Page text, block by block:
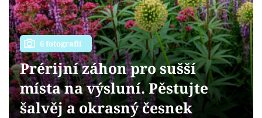
Sledujte prima+
Přihlášení
Sledujte nás
6 fotografií
Prérijní záhon pro sušší
místa na výsluní. Pěstujte
šalvěj a okrasný česnek